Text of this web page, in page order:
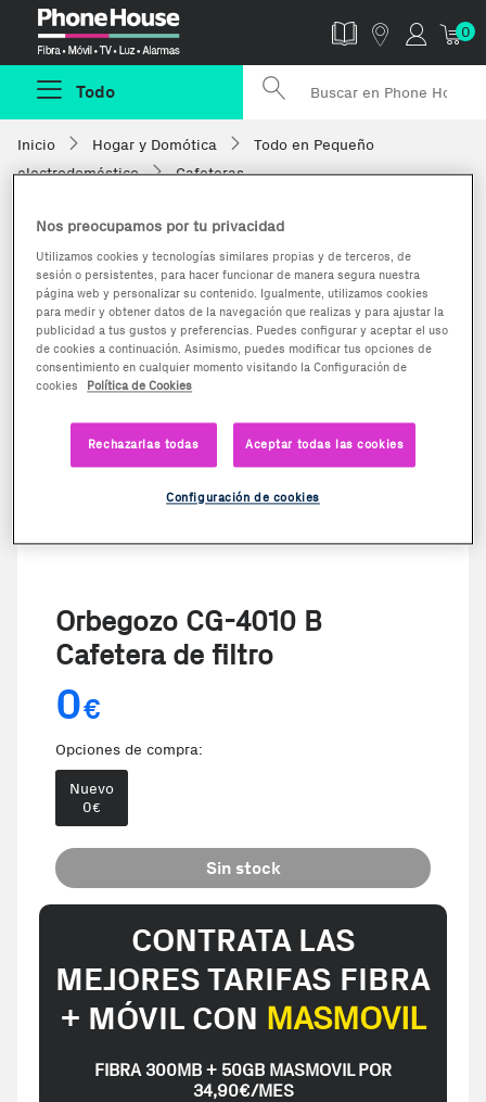
0
Todo
Inicio Hogar y Domótica
Todo en Pequeño
electrodoméstico
Cafeteras
Orbegozo CG-4010 B
Cafetera de filtro
0€
Opciones de compra:
Nuevo
0€
Sin stock
CONTRATA LAS
MEJORES TARIFAS FIBRA
+ MÓVIL CON MASMOVIL
FIBRA 300MB + 50GB MASMOVIL POR
34,90€/MES
Nos preocupamos por tu privacidad
Utilizamos cookies y tecnologías similares propias y de terceros, de
sesión o persistentes, para hacer funcionar de manera segura nuestra
página web y personalizar su contenido. Igualmente, utilizamos cookies
para medir y obtener datos de la navegación que realizas y para ajustar la
publicidad a tus gustos y preferencias. Puedes configurar y aceptar el uso
de cookies a continuación. Asimismo, puedes modificar tus opciones de
consentimiento en cualquier momento visitando la Configuración de
cookies
Política de Cookies
Rechazarlas todas Aceptar todas las cookies
Configuración de cookies